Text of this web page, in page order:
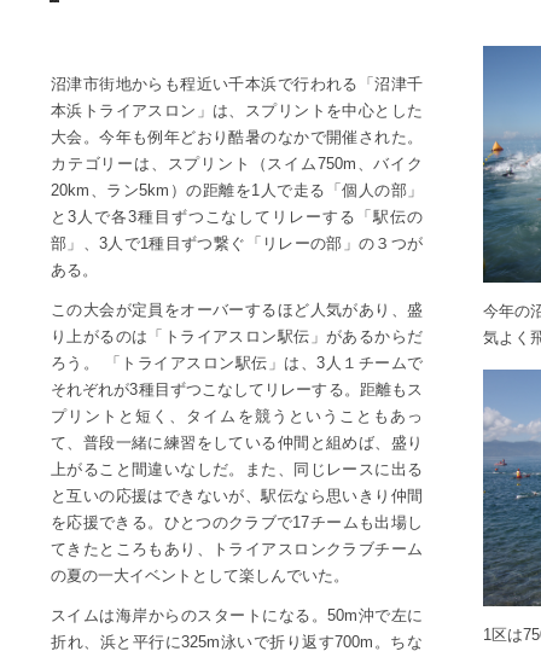
沼津市街地からも程近い千本浜で行われる「沼津千
本浜トライアスロン」は、スプリントを中心とした
大会。今年も例年どおり酷暑のなかで開催された。
カテゴリーは、スプリント（スイム750m、バイク
20km、ラン5km）の距離を1人で走る「個人の部」
と3人で各3種目ずつこなしてリレーする「駅伝の
部」、3人で1種目ずつ繋ぐ「リレーの部」の３つが
ある。
この大会が定員をオーバーするほど人気があり、盛
り上がるのは「トライアスロン駅伝」があるからだ
ろう。 「トライアスロン駅伝」は、3人１チームで
それぞれが3種目ずつこなしてリレーする。距離もス
プリントと短く、タイムを競うということもあっ
て、普段一緒に練習をしている仲間と組めば、盛り
上がること間違いなしだ。また、同じレースに出る
と互いの応援はできないが、駅伝なら思いきり仲間
を応援できる。ひとつのクラブで17チームも出場し
てきたところもあり、トライアスロンクラブチーム
の夏の一大イベントとして楽しんでいた。
スイムは海岸からのスタートになる。50m沖で左に
折れ、浜と平行に325m泳いで折り返す700m。ちな
今年の
気よく
1区は